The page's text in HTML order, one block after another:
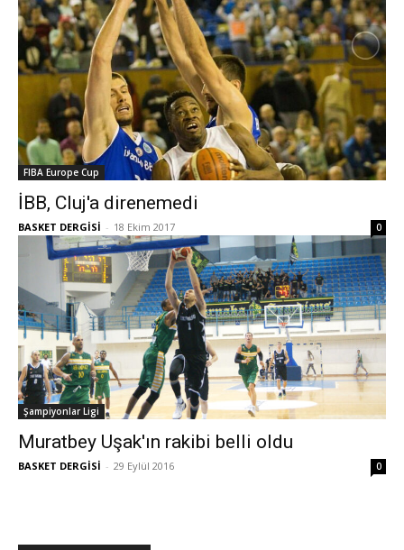
FIBA Europe Cup
İBB, Cluj'a direnemedi
BASKET DERGİSİ - 18 Ekim 2017 0
Şampiyonlar Ligi
Muratbey Uşak'ın rakibi belli oldu
BASKET DERGİSİ - 29 Eylül 2016 0